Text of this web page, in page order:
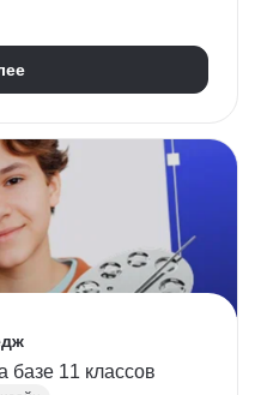
СПО Колледж
базе 11 классов